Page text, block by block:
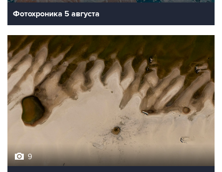
Фотохроника 5 августа
9